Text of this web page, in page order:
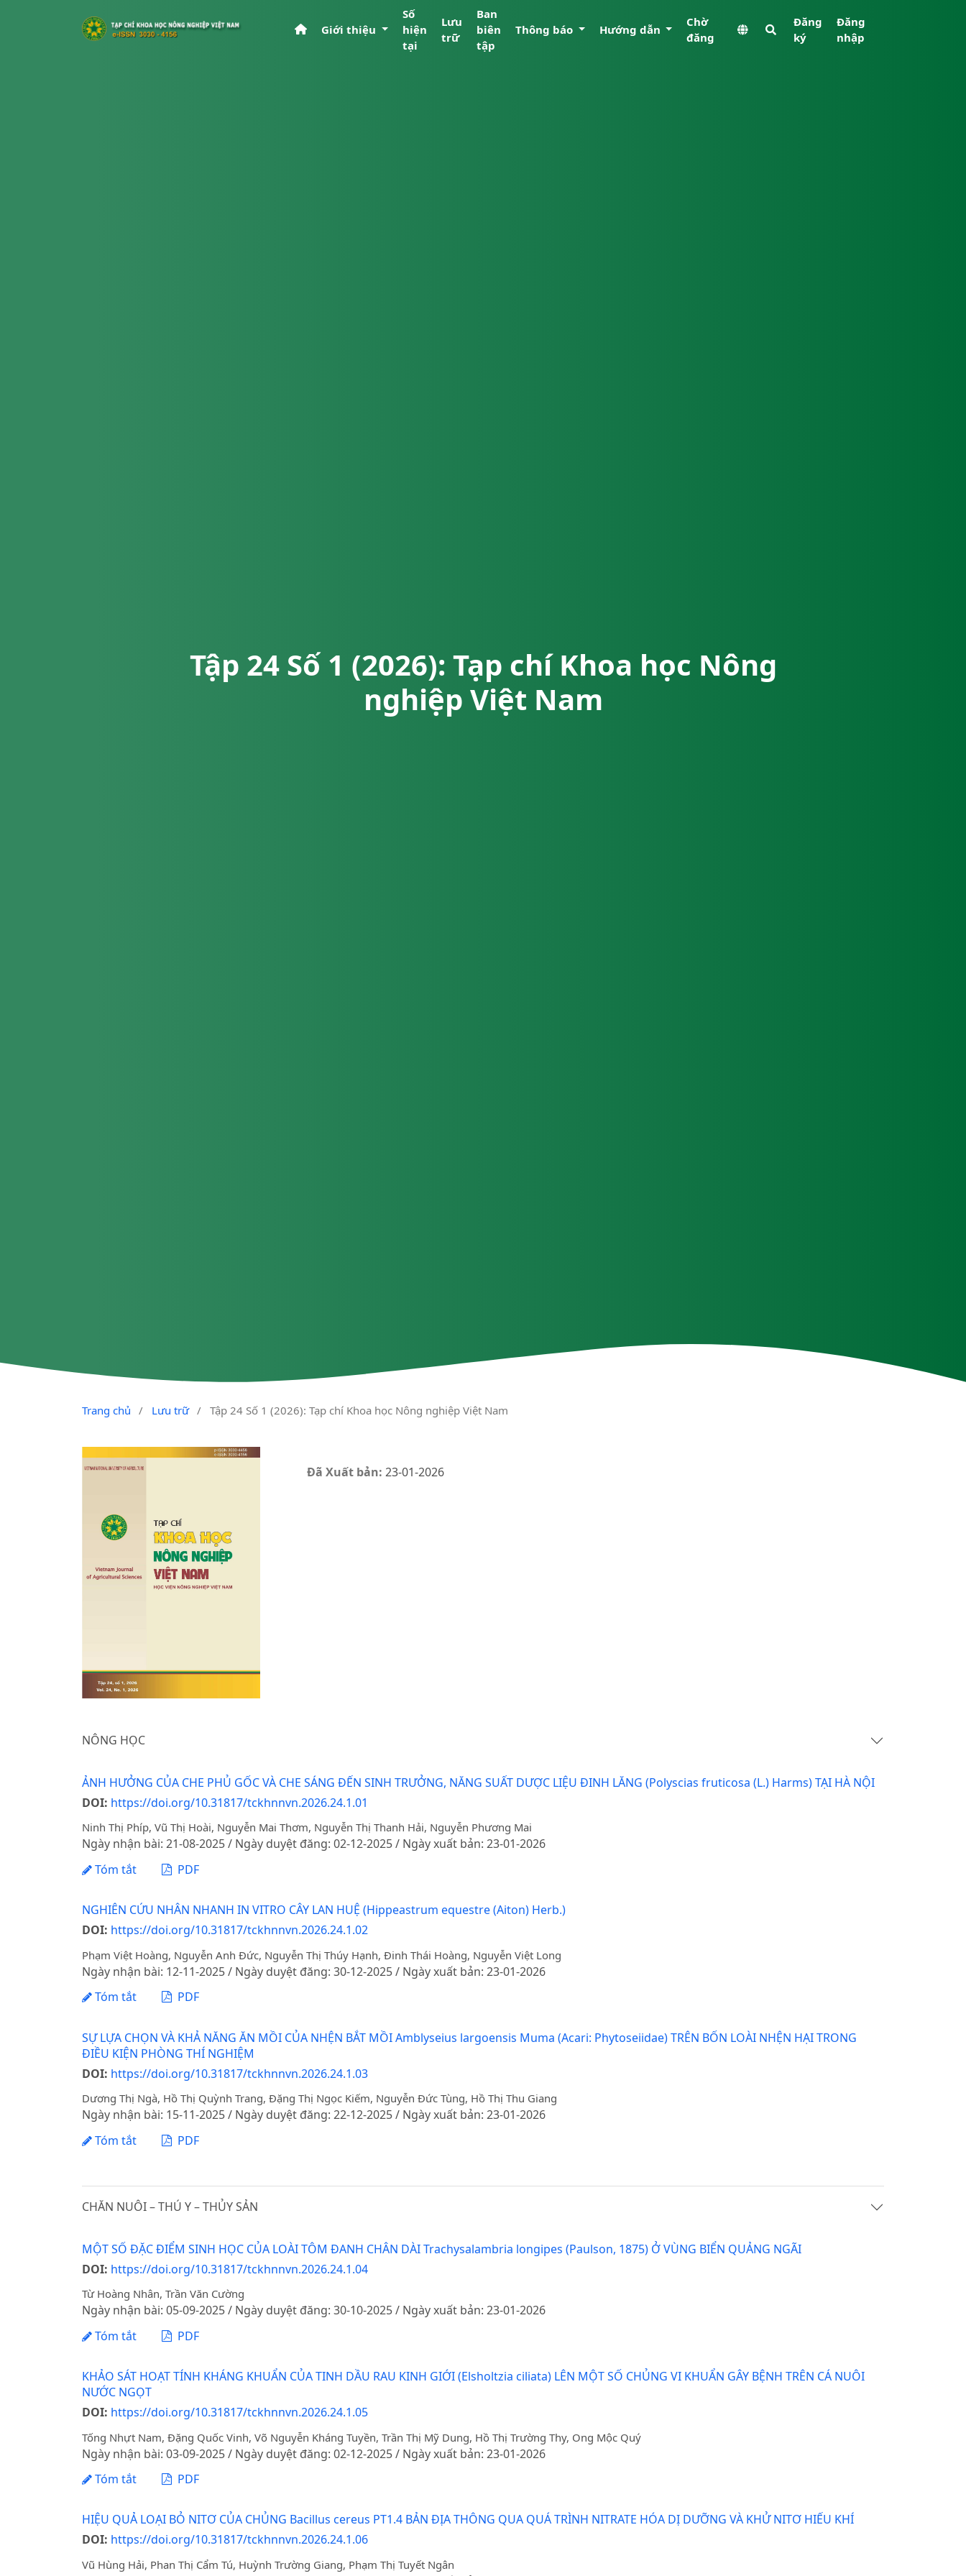
Giới thiệu
Số
hiện
tại
Lưu
trữ
Ban
biên
tập
Thông báo Hướng dẫn
Chờ
đăng
Đăng
ký
Đăng
nhập
Tập 24 Số 1 (2026): Tạp chí Khoa học Nông
nghiệp Việt Nam
Trang chủ / Lưu trữ / Tập 24 Số 1 (2026): Tạp chí Khoa học Nông nghiệp Việt Nam
Đã Xuất bản:23-01-2026
NÔNG HỌC
ẢNH HƯỞNG CỦA CHE PHỦ GỐC VÀ CHE SÁNG ĐẾN SINH TRƯỞNG, NĂNG SUẤT DƯỢC LIỆU ĐINH LĂNG (Polyscias fruticosa (L.) Harms) TẠI HÀ NỘI
DOI: https://doi.org/10.31817/tckhnnvn.2026.24.1.01
Ninh Thị Phíp, Vũ Thị Hoài, Nguyễn Mai Thơm, Nguyễn Thị Thanh Hải, Nguyễn Phương Mai
Ngày nhận bài: 21-08-2025 / Ngày duyệt đăng: 02-12-2025 / Ngày xuất bản: 23-01-2026
Tóm tắt
PDF
NGHIÊN CỨU NHÂN NHANH IN VITRO CÂY LAN HUỆ (Hippeastrum equestre (Aiton) Herb.)
DOI: https://doi.org/10.31817/tckhnnvn.2026.24.1.02
Phạm Việt Hoàng, Nguyễn Anh Đức, Nguyễn Thị Thúy Hạnh, Đinh Thái Hoàng, Nguyễn Việt Long
Ngày nhận bài: 12-11-2025 / Ngày duyệt đăng: 30-12-2025 / Ngày xuất bản: 23-01-2026
Tóm tắt
PDF
SỰ LỰA CHỌN VÀ KHẢ NĂNG ĂN MỒI CỦA NHỆN BẮT MỒI Amblyseius largoensis Muma (Acari: Phytoseiidae) TRÊN BỐN LOÀI NHỆN HẠI TRONG
ĐIỀU KIỆN PHÒNG THÍ NGHIỆM
DOI: https://doi.org/10.31817/tckhnnvn.2026.24.1.03
Dương Thị Ngà, Hồ Thị Quỳnh Trang, Đặng Thị Ngọc Kiếm, Nguyễn Đức Tùng, Hồ Thị Thu Giang
Ngày nhận bài: 15-11-2025 / Ngày duyệt đăng: 22-12-2025 / Ngày xuất bản: 23-01-2026
Tóm tắt
PDF
CHĂN NUÔI – THÚ Y – THỦY SẢN
MỘT SỐ ĐẶC ĐIỂM SINH HỌC CỦA LOÀI TÔM ĐANH CHÂN DÀI Trachysalambria longipes (Paulson, 1875) Ở VÙNG BIỂN QUẢNG NGÃI
DOI: https://doi.org/10.31817/tckhnnvn.2026.24.1.04
Từ Hoàng Nhân, Trần Văn Cường
Ngày nhận bài: 05-09-2025 / Ngày duyệt đăng: 30-10-2025 / Ngày xuất bản: 23-01-2026
Tóm tắt
PDF
KHẢO SÁT HOẠT TÍNH KHÁNG KHUẨN CỦA TINH DẦU RAU KINH GIỚI (Elsholtzia ciliata) LÊN MỘT SỐ CHỦNG VI KHUẨN GÂY BỆNH TRÊN CÁ NUÔI
NƯỚC NGỌT
DOI: https://doi.org/10.31817/tckhnnvn.2026.24.1.05
Tống Nhựt Nam, Đặng Quốc Vinh, Võ Nguyễn Kháng Tuyền, Trần Thị Mỹ Dung, Hồ Thị Trường Thy, Ong Mộc Quý
Ngày nhận bài: 03-09-2025 / Ngày duyệt đăng: 02-12-2025 / Ngày xuất bản: 23-01-2026
Tóm tắt
PDF
HIỆU QUẢ LOẠI BỎ NITƠ CỦA CHỦNG Bacillus cereus PT1.4 BẢN ĐỊA THÔNG QUA QUÁ TRÌNH NITRATE HÓA DỊ DƯỠNG VÀ KHỬ NITƠ HIẾU KHÍ
DOI: https://doi.org/10.31817/tckhnnvn.2026.24.1.06
Vũ Hùng Hải, Phan Thị Cẩm Tú, Huỳnh Trường Giang, Phạm Thị Tuyết Ngân